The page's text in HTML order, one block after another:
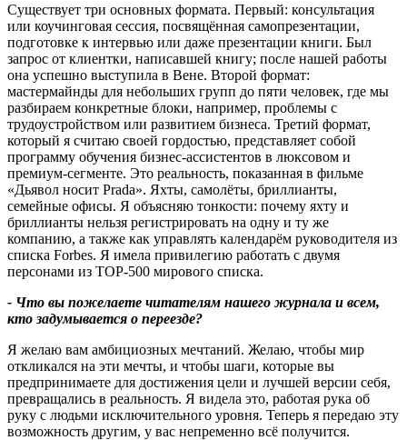
Существует три основных формата. Первый: консультация
или коучинговая сессия, посвящённая самопрезентации,
подготовке к интервью или даже презентации книги. Был
запрос от клиентки, написавшей книгу; после нашей работы
она успешно выступила в Вене. Второй формат:
мастермайнды для небольших групп до пяти человек, где мы
разбираем конкретные блоки, например, проблемы с
трудоустройством или развитием бизнеса. Третий формат,
который я считаю своей гордостью, представляет собой
программу обучения бизнес-ассистентов в люксовом и
премиум-сегменте. Это реальность, показанная в фильме
«Дьявол носит Prada». Яхты, самолёты, бриллианты,
семейные офисы. Я объясняю тонкости: почему яхту и
бриллианты нельзя регистрировать на одну и ту же
компанию, а также как управлять календарём руководителя из
списка Forbes. Я имела привилегию работать с двумя
персонами из TOP-500 мирового списка.
- Что вы пожелаете читателям нашего журнала и всем,
кто задумывается о переезде?
Я желаю вам амбициозных мечтаний. Желаю, чтобы мир
откликался на эти мечты, и чтобы шаги, которые вы
предпринимаете для достижения цели и лучшей версии себя,
превращались в реальность. Я видела это, работая рука об
руку с людьми исключительного уровня. Теперь я передаю эту
возможность другим, у вас непременно всё получится.